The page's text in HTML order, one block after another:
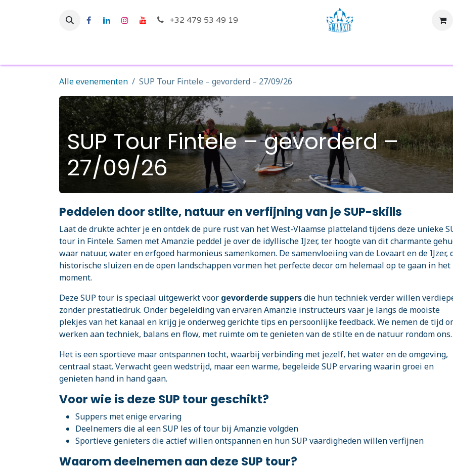
+32 479 53 49 19
Alle evenementen SUP Tour Fintele – gevorderd – 27/09/26
SUP Tour Fintele – gevorderd –
27/09/26
Peddelen door stilte, natuur en verfijning van je SUP-skills
Laat de drukte achter je en ontdek de pure rust van het West-Vlaamse platteland tijdens deze unieke
tour in Fintele. Samen met Amanzie peddel je over de idyllische IJzer, ter hoogte van dit charmante
waar natuur, water en erfgoed harmonieus samenkomen. De samenvloeiing van de Lovaart en de IJzer,
historische sluizen en de open landschappen vormen het perfecte decor om helemaal op te gaan in het
moment.
Deze SUP tour is speciaal uitgewerkt voor gevorderde suppersdie hun techniek verder willen
zonder prestatiedruk. Onder begeleiding van ervaren Amanzie instructeurs vaar je langs de mooiste
plekjes van het kanaal en krijg je onderweg gerichte tips en persoonlijke feedback. We nemen de tijd
werken aan techniek, balans en flow, met ruimte om te genieten van de stilte en de natuur rondom ons.
Het is een sportieve maar ontspannen tocht, waarbij verbinding met jezelf, het water en de omgeving,
centraal staat. Verwacht geen wedstrijd, maar een warme, begeleide SUP ervaring waarin groei en
genieten hand in hand gaan.
Voor wie is deze SUP tour geschikt?
Suppers met enige ervaring
Deelnemers die al een SUP les of tour bij Amanzie volgden
Sportieve genieters die actief willen ontspannen en hun SUP vaardigheden willen verfijnen
Waarom deelnemen aan deze SUP tour?